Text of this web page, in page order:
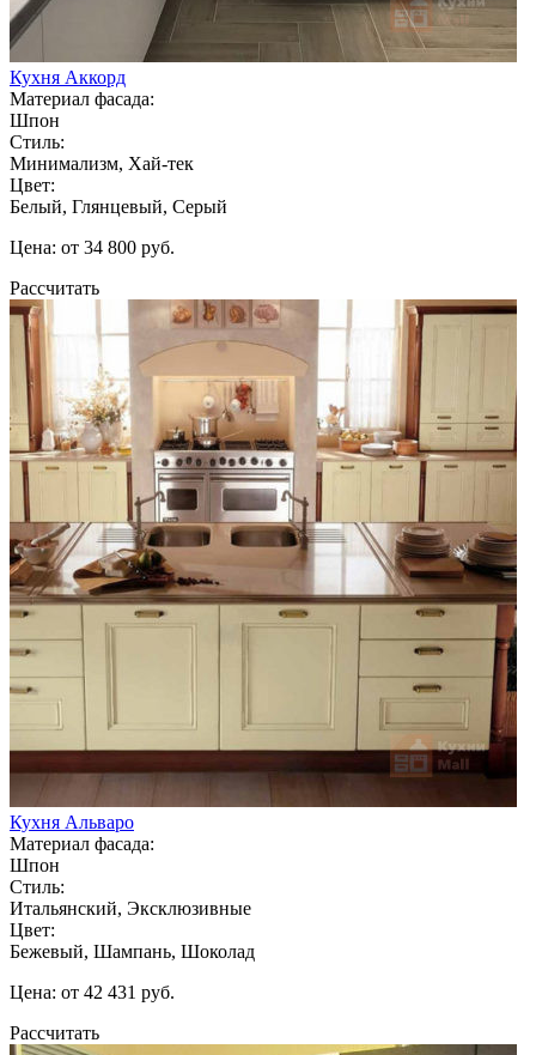
Кухня Аккорд
Материал фасада:
Шпон
Стиль:
Минимализм, Хай-тек
Цвет:
Белый, Глянцевый, Серый
Цена: от 34 800 руб.
Рассчитать
Кухня Альваро
Материал фасада:
Шпон
Стиль:
Итальянский, Эксклюзивные
Цвет:
Бежевый, Шампань, Шоколад
Цена: от 42 431 руб.
Рассчитать